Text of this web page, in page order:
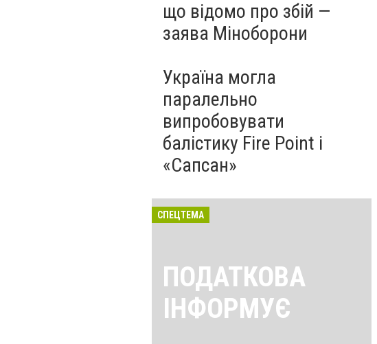
що відомо про збій —
заява Міноборони
Україна могла
паралельно
випробовувати
балістику Fire Point і
«Сапсан»
СПЕЦТЕМА
ПОДАТКОВА
ІНФОРМУЄ